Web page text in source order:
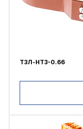
ТЗЛ-НТЗ-0.66